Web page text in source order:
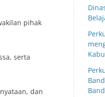
pihak
serta
dan